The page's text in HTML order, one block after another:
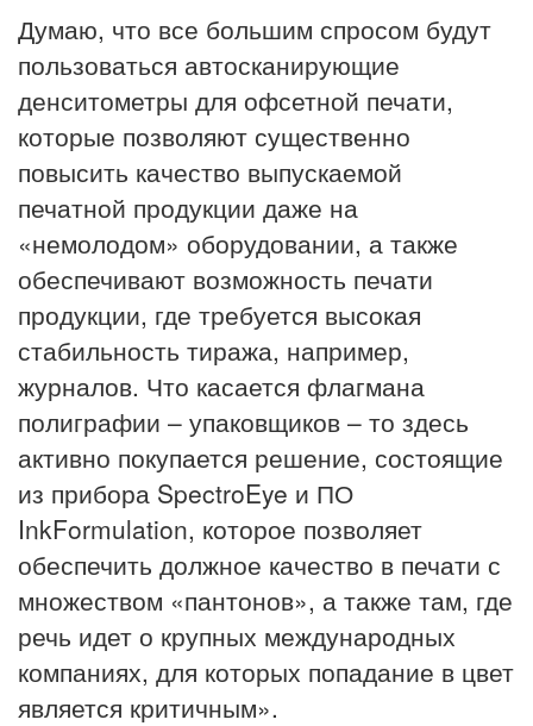
Думаю, что все большим спросом будут
пользоваться автосканирующие
денситометры для офсетной печати,
которые позволяют существенно
повысить качество выпускаемой
печатной продукции даже на
«немолодом» оборудовании, а также
обеспечивают возможность печати
продукции, где требуется высокая
стабильность тиража, например,
журналов. Что касается флагмана
полиграфии – упаковщиков – то здесь
активно покупается решение, состоящие
из прибора SpectroEye и ПО
InkFormulation, которое позволяет
обеспечить должное качество в печати с
множеством «пантонов», а также там, где
речь идет о крупных международных
компаниях, для которых попадание в цвет
является критичным».